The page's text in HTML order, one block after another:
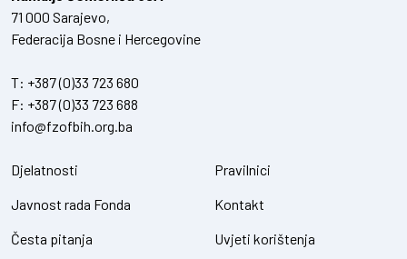
71 000 Sarajevo,
Federacija Bosne i Hercegovine
T: +387 (0)33 723 680
F: +387 (0)33 723 688
info@fzofbih.org.ba
Djelatnosti
Javnost rada Fonda
Česta pitanja
Pravilnici
Kontakt
Uvjeti korištenja